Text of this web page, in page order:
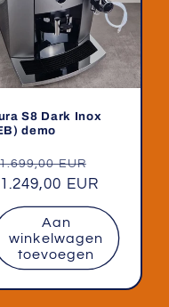
S8 Dark Inox
demo
EUR
EUR
Aan
winkelwagen
toevoegen